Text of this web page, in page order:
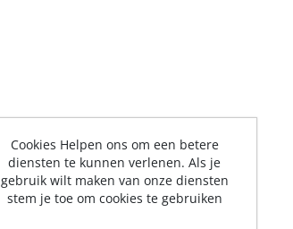
Cookies Helpen ons om een betere
diensten te kunnen verlenen. Als je
gebruik wilt maken van onze diensten
stem je toe om cookies te gebruiken